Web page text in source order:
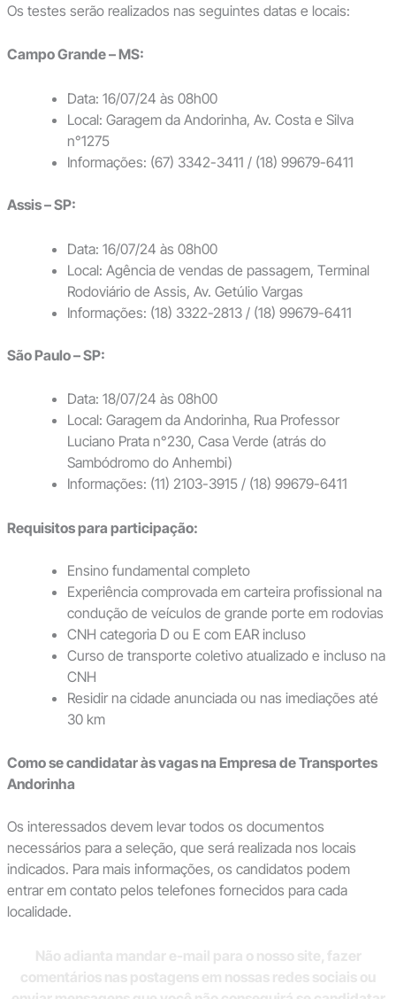
Os testes serão realizados nas seguintes datas e locais:
Campo Grande – MS:
Data: 16/07/24 às 08h00
Local: Garagem da Andorinha, Av. Costa e Silva
n°1275
Informações: (67) 3342-3411 / (18) 99679-6411
Assis – SP:
Data: 16/07/24 às 08h00
Local: Agência de vendas de passagem, Terminal
Rodoviário de Assis, Av. Getúlio Vargas
Informações: (18) 3322-2813 / (18) 99679-6411
São Paulo – SP:
Data: 18/07/24 às 08h00
Local: Garagem da Andorinha, Rua Professor
Luciano Prata n°230, Casa Verde (atrás do
Sambódromo do Anhembi)
Informações: (11) 2103-3915 / (18) 99679-6411
Requisitos para participação:
Ensino fundamental completo
Experiência comprovada em carteira profissional na
condução de veículos de grande porte em rodovias
CNH categoria D ou E com EAR incluso
Curso de transporte coletivo atualizado e incluso na
CNH
Residir na cidade anunciada ou nas imediações até
30 km
Como se candidatar às vagas na Empresa de Transportes
Andorinha
Os interessados devem levar todos os documentos
necessários para a seleção, que será realizada nos locais
indicados. Para mais informações, os candidatos podem
entrar em contato pelos telefones fornecidos para cada
localidade.
Não adianta mandar e-mail para o nosso site, fazer
comentários nas postagens em nossas redes sociais ou